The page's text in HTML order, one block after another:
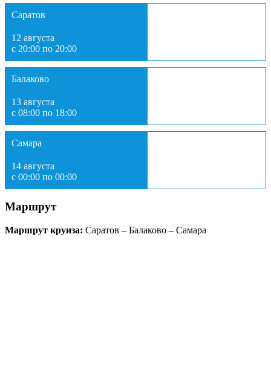
Саратов
12 августа
с 20:00 по 20:00
Балаково
13 августа
с 08:00 по 18:00
Самара
14 августа
с 00:00 по 00:00
Маршрут
Маршрут круиза: Саратов – Балаково – Самара